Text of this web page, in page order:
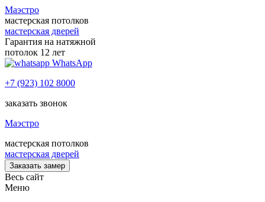
Маэстро
мастерская потолков
мастерская дверей
Гарантия на натяжной
потолок 12 лет
WhatsApp
+7 (923) 102 8000
заказать звонок
Маэстро
мастерская потолков
мастерская дверей
Заказать замер
Весь сайт
Меню